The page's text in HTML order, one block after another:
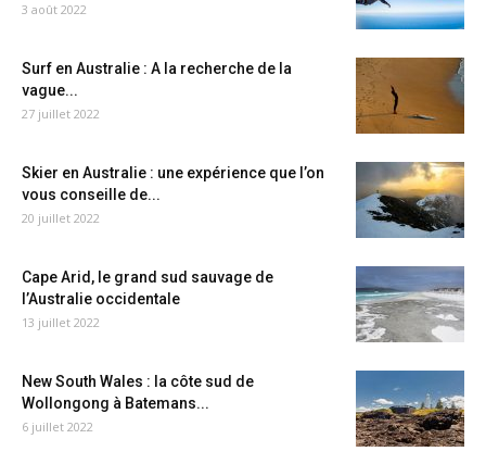
3 août 2022
Surf en Australie : A la recherche de la
vague...
27 juillet 2022
Skier en Australie : une expérience que l’on
vous conseille de...
20 juillet 2022
Cape Arid, le grand sud sauvage de
l’Australie occidentale
13 juillet 2022
New South Wales : la côte sud de
Wollongong à Batemans...
6 juillet 2022